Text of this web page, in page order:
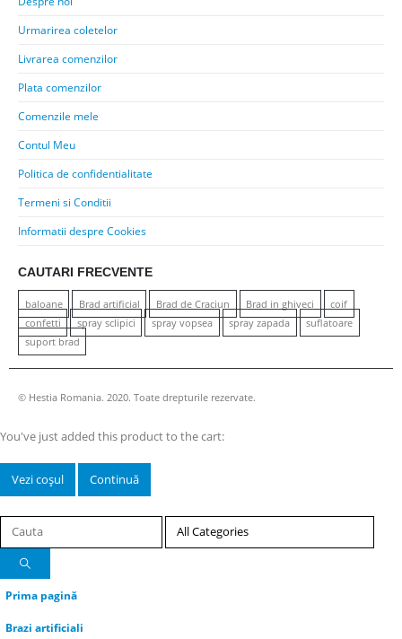
Urmarirea coletelor
Livrarea comenzilor
Plata comenzilor
Comenzile mele
Contul Meu
Politica de confidentialitate
Termeni si Conditii
Informatii despre Cookies
CAUTARI FRECVENTE
baloane Brad artificial Brad de Craciun Brad in ghiveci
coif
confetti
spray sclipici spray vopsea spray zapada
suflatoare
suport brad
© Hestia Romania. 2020. Toate drepturile rezervate.
You've just added this product to the cart:
Vezi coșul Continuă
Prima pagină
Brazi artificiali